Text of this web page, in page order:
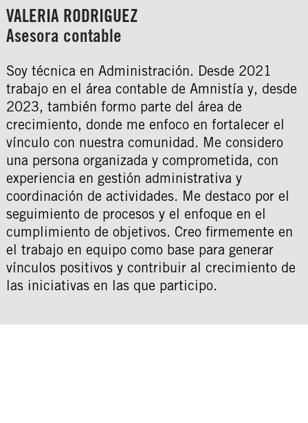
VALERIA RODRIGUEZ
Asesora contable
Soy técnica en Administración. Desde 2021
trabajo en el área contable de Amnistía y, desde
2023, también formo parte del área de
crecimiento, donde me enfoco en fortalecer el
vínculo con nuestra comunidad. Me considero
una persona organizada y comprometida, con
experiencia en gestión administrativa y
coordinación de actividades. Me destaco por el
seguimiento de procesos y el enfoque en el
cumplimiento de objetivos. Creo firmemente en
el trabajo en equipo como base para generar
vínculos positivos y contribuir al crecimiento de
las iniciativas en las que participo.